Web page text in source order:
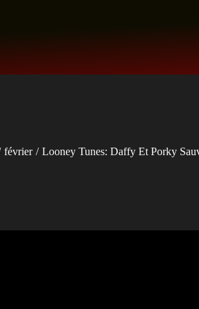
février Looney Tunes: Daffy Et Porky